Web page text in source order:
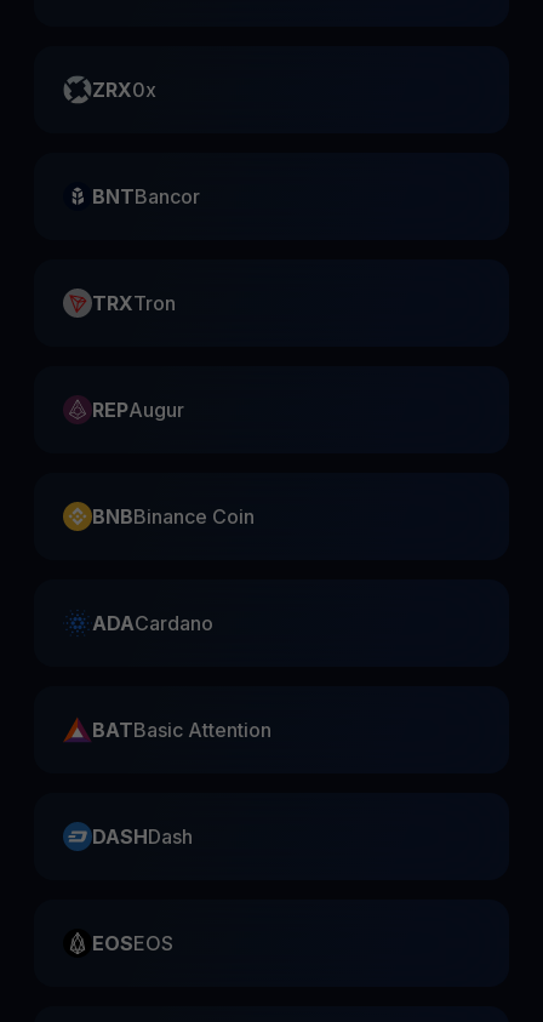
ZRX0x
BNTBancor
TRXTron
REPAugur
BNBBinance Coin
ADACardano
BATBasic Attention
DASHDash
EOSEOS